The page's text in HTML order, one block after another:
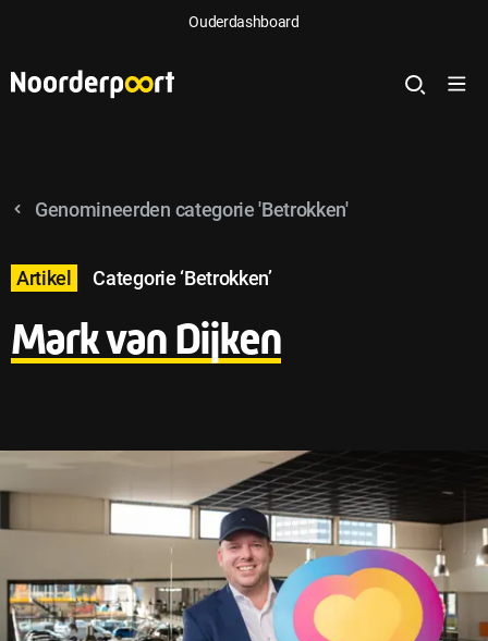
Ouderdashboard
Genomineerden categorie 'Betrokken'
Mark van Dijken
Artikel Categorie ‘Betrokken’